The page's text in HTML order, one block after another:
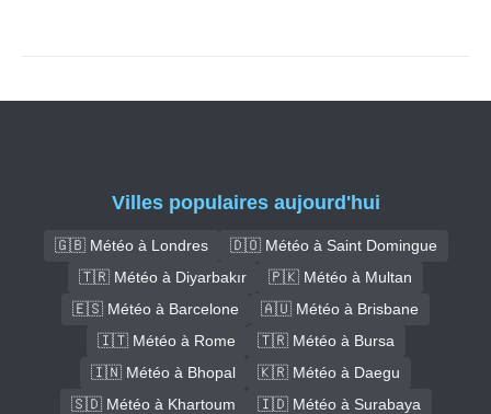
Villes populaires aujourd'hui
🇬🇧 Météo à Londres
🇩🇴 Météo à Saint Domingue
🇹🇷 Météo à Diyarbakır
🇵🇰 Météo à Multan
🇪🇸 Météo à Barcelone
🇦🇺 Météo à Brisbane
🇮🇹 Météo à Rome
🇹🇷 Météo à Bursa
🇮🇳 Météo à Bhopal
🇰🇷 Météo à Daegu
🇸🇩 Météo à Khartoum
🇮🇩 Météo à Surabaya